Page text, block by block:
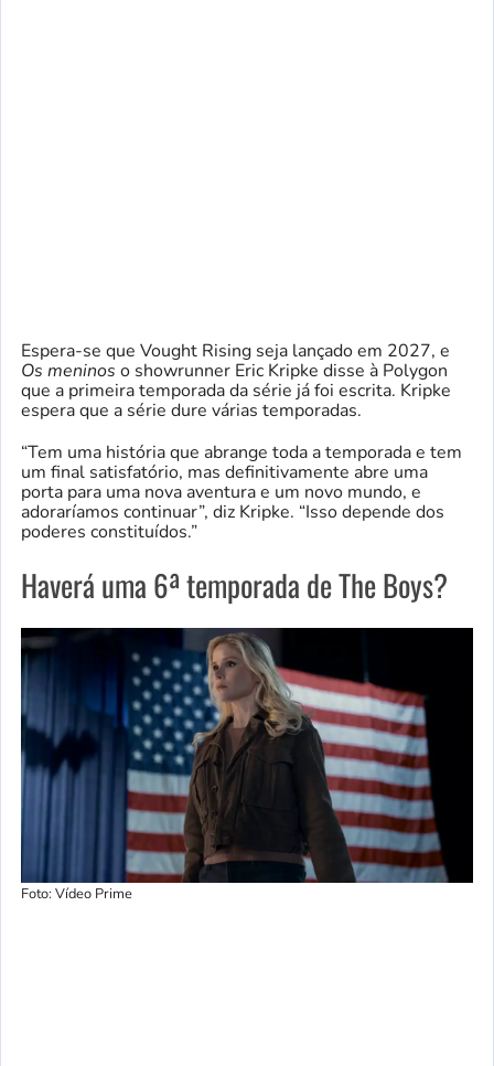
Espera-se que Vought Rising seja lançado em 2027, e
Os meninos o showrunner Eric Kripke disse à Polygon
que a primeira temporada da série já foi escrita. Kripke
espera que a série dure várias temporadas.
“Tem uma história que abrange toda a temporada e tem
um final satisfatório, mas definitivamente abre uma
porta para uma nova aventura e um novo mundo, e
adoraríamos continuar”, diz Kripke. “Isso depende dos
poderes constituídos.”
Haverá uma 6ª temporada de The Boys?
Foto: Vídeo Prime